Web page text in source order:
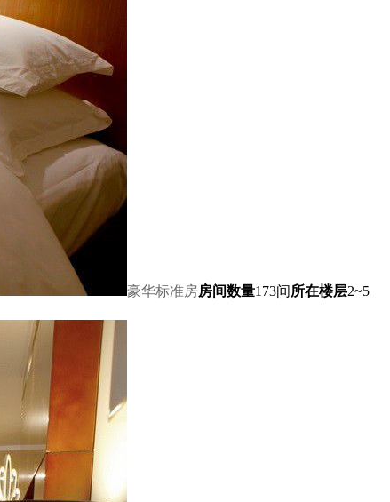
豪华标准房房间数量173间所在楼层2~5